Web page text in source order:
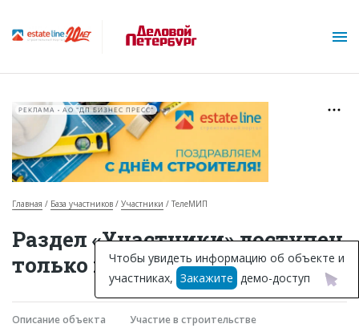
Горячие объекты
База строящихся объектов
Инвестпроекты
РЕКЛАМА • АО "ДП БИЗНЕС ПРЕСС"
Главная База участников Участники ТелеМИП
Раздел «Участники» доступен
только подписчикам
Описание объекта Участие в строительстве
Чтобы увидеть информацию об объекте и
участниках, Закажите демо-доступ